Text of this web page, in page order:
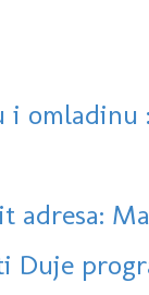
i omladinu
adresa:
Duje